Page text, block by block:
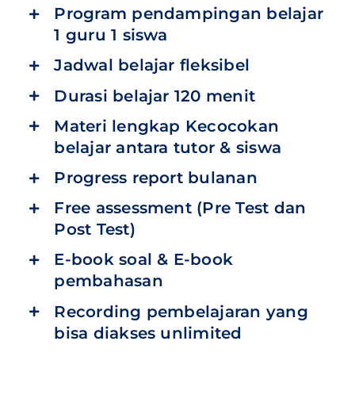
Program pendampingan belajar
1 guru 1 siswa
Jadwal belajar fleksibel
Durasi belajar 120 menit
Materi lengkap Kecocokan
belajar antara tutor & siswa
Progress report bulanan
Free assessment (Pre Test dan
Post Test)
E-book soal & E-book
pembahasan
Recording pembelajaran yang
bisa diakses unlimited